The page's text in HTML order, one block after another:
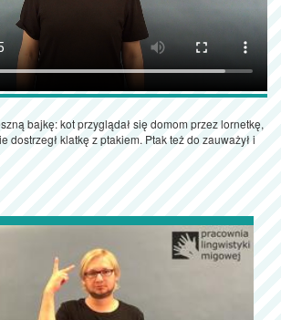
bajkę: kot przyglądał się domom przez lornetkę,
dostrzegł klatkę z ptakiem. Ptak też do zauważył i